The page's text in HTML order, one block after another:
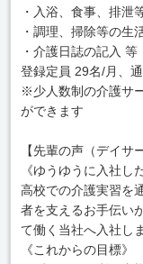
・入浴、食事、排泄
・調理、掃除等の生
・介護日誌の記入 等
登録定員 29名/月、
※少人数制の介護サ
ができます
【先輩の声（デイサ
《ゆうゆうに入社し
高校での介護実習を
者を支えるお手伝い
て働く当社へ入社し
《これからの目標》